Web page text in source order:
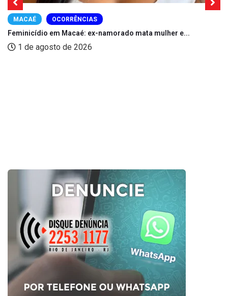
MACAÉ OCORRÊNCIAS
Feminicídio em Macaé: ex-namorado mata mulher e...
1 de agosto de 2026